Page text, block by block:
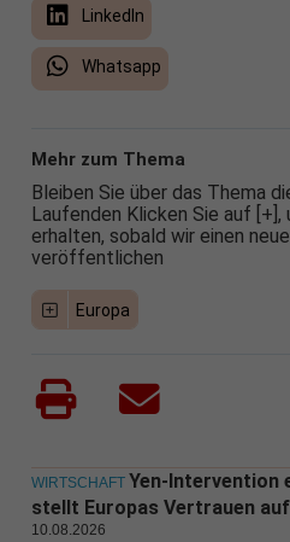
LinkedIn
Whatsapp
Mehr zum Thema
Bleiben Sie über das Thema
Laufenden Klicken Sie auf [+],
erhalten, sobald wir einen
veröffentlichen
Europa
WIRTSCHAFT Yen-Intervention
stellt Europas Vertrauen
10.08.2026